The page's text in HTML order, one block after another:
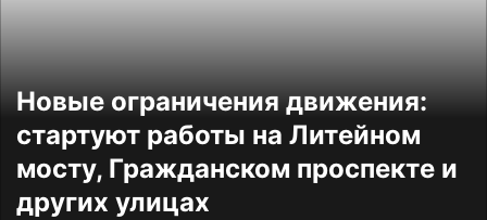
Новые ограничения движения:
стартуют работы на Литейном
мосту, Гражданском проспекте и
других улицах